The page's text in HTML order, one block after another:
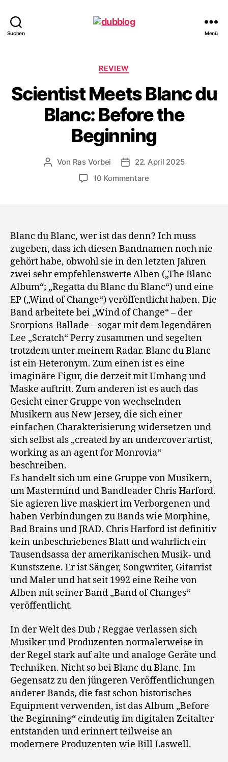
Suchen Menü
Kategorien
REVIEW
Scientist Meets Blanc du
Blanc: Before the
Beginning
Beitragsautor
Von Ras Vorbei Veröffentlichungsdatum
22. April 2025
10 Kommentarezu
Blanc:
Before
Beginning
Blanc du Blanc, wer ist das denn? Ich muss
zugeben, dass ich diesen Bandnamen noch nie
gehört habe, obwohl sie in den letzten Jahren
zwei sehr empfehlenswerte Alben („The Blanc
Album“; „Regatta du Blanc du Blanc“) und eine
EP („Wind of Change“) veröffentlicht haben. Die
Band arbeitete bei „Wind of Change“ – der
Scorpions-Ballade – sogar mit dem legendären
Lee „Scratch“ Perry zusammen und segelten
trotzdem unter meinem Radar. Blanc du Blanc
ist ein Heteronym. Zum einen ist es eine
imaginäre Figur, die derzeit mit Umhang und
Maske auftritt. Zum anderen ist es auch das
Gesicht einer Gruppe von wechselnden
Musikern aus New Jersey, die sich einer
einfachen Charakterisierung widersetzen und
sich selbst als „created by an undercover artist,
working as an agent for Monrovia“
beschreiben.
Es handelt sich um eine Gruppe von Musikern,
um Mastermind und Bandleader Chris Harford.
Sie agieren live maskiert im Verborgenen und
haben Verbindungen zu Bands wie Morphine,
Bad Brains und JRAD. Chris Harford ist definitiv
kein unbeschriebenes Blatt und wahrlich ein
Tausendsassa der amerikanischen Musik- und
Kunstszene. Er ist Sänger, Songwriter, Gitarrist
und Maler und hat seit 1992 eine Reihe von
Alben mit seiner Band „Band of Changes“
veröffentlicht.
In der Welt des Dub / Reggae verlassen sich
Musiker und Produzenten normalerweise in
der Regel stark auf alte und analoge Geräte und
Techniken. Nicht so bei Blanc du Blanc. Im
Gegensatz zu den jüngeren Veröffentlichungen
anderer Bands, die fast schon historisches
Equipment verwenden, ist das Album „Before
the Beginning“ eindeutig im digitalen Zeitalter
entstanden und erinnert teilweise an
modernere Produzenten wie Bill Laswell.